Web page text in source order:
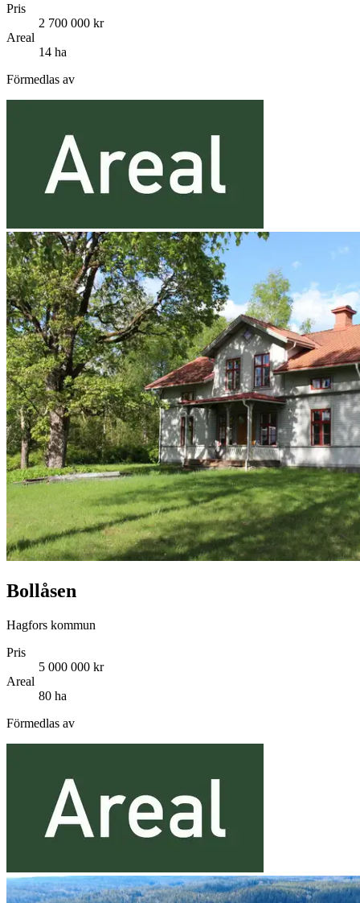
Pris
2 700 000 kr
Areal
14 ha
Förmedlas av
Bollåsen
Hagfors kommun
Pris
5 000 000 kr
Areal
80 ha
Förmedlas av